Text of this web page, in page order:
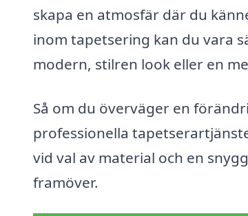
skapa en atmosfär där du
inom tapetsering kan du vara
modern, stilren look eller en
Så om du överväger en
professionella
vid val av material och en
framöver.